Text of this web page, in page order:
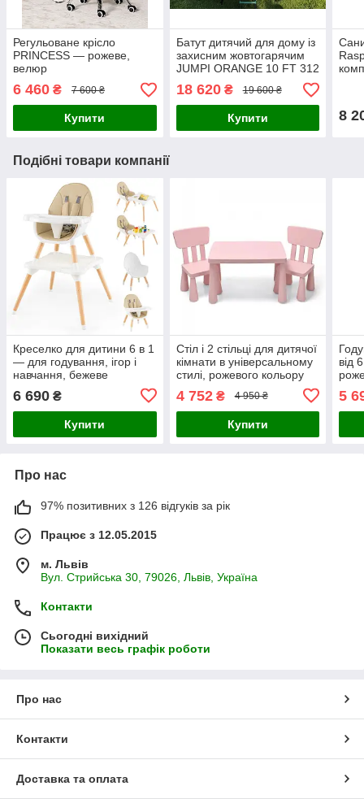
Регульоване крісло
PRINCESS — рожеве,
велюр
6 460 ₴ 7 600 ₴
Купити
Батут дитячий для дому із
захисним жовтогарячим
JUMPI ORANGE 10 FT 312
см. + подарунок!
18 620₴ 19 600 ₴
Купити 8
Подібні товари компанії
Креселко для дитини 6 в 1
— для годування, ігор і
навчання, бежеве
6 690 ₴
Купити
Стіл і 2 стільці для дитячої
кімнати в універсальному
стилі, рожевого кольору
4 752₴ 4 950 ₴
Купити
від
5
Про нас
97% позитивних з 126 відгуків за рік
Працює з 12.05.2015
м. Львів
Вул. Стрийська 30, 79026, Львів, Україна
Контакти
Сьогодні вихідний
Показати весь графік роботи
Про нас
Контакти
Доставка та оплата